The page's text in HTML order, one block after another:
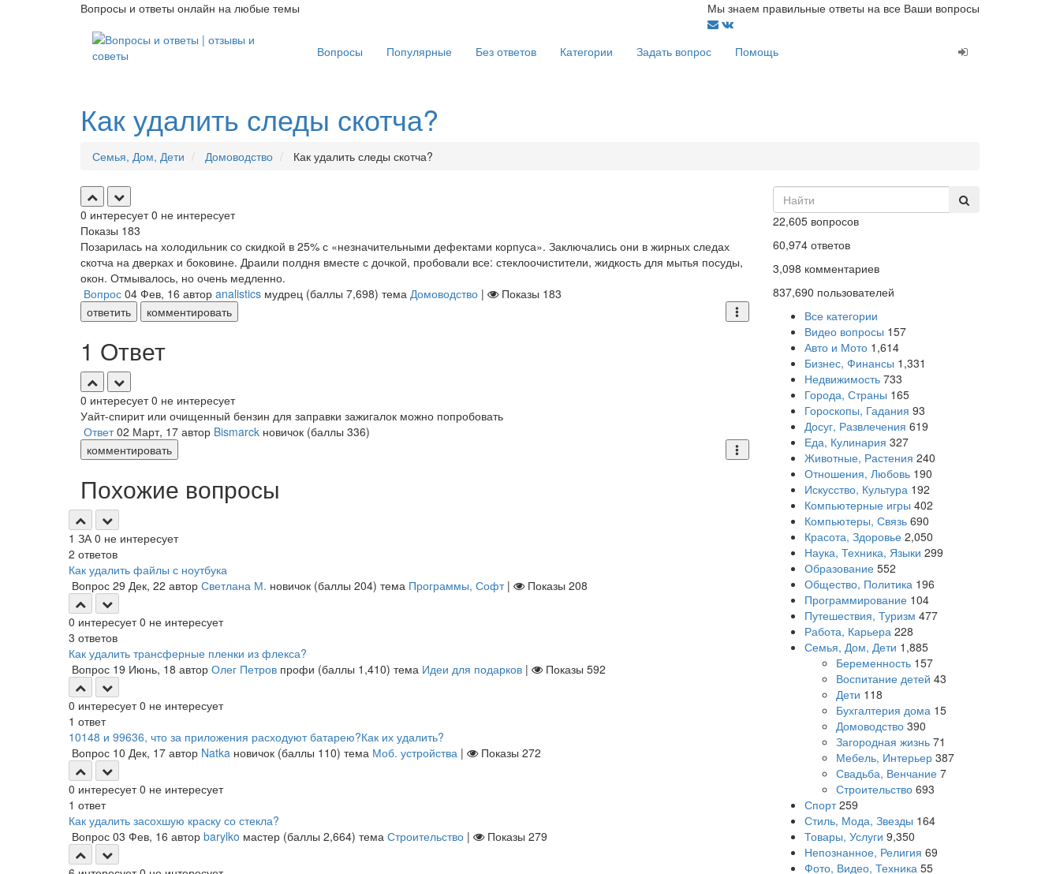
Вопросы и ответы онлайн на любые темы Мы знаем правильные ответы на все Ваши вопросы
Вопросы Популярные Без ответов Категории Задать вопрос Помощь
Как удалить следы скотча?
Семья, Дом, Дети Домоводство Как удалить следы скотча?
0 интересует 0 не интересует
Показы 183
Позарилась на холодильник со скидкой в 25% с «незначительными дефектами корпуса». Заключались они в жирных следах
скотча на дверках и боковине. Драили полдня вместе с дочкой, пробовали все: стеклоочистители, жидкость для мытья посуды,
окон. Отмывалось, но очень медленно.
Вопрос 04 Фев, 16 автор analistics мудрец (баллы 7,698) тема Домоводство | Показы 183
ответить
комментировать
1 Ответ
0 интересует 0 не интересует
Уайт-спирит или очищенный бензин для заправки зажигалок можно попробовать
Ответ 02 Март, 17 автор Bismarck новичок (баллы 336)
комментировать
Похожие вопросы
1 ЗА 0 не интересует
2 ответов
Как удалить файлы с ноутбука
Вопрос 29 Дек, 22 автор Светлана М. новичок (баллы 204) тема Программы, Софт | Показы 208
0 интересует 0 не интересует
3 ответов
Как удалить трансферные пленки из флекса?
Вопрос 19 Июнь, 18 автор Олег Петров профи (баллы 1,410) тема Идеи для подарков | Показы 592
0 интересует 0 не интересует
1 ответ
10148 и 99636, что за приложения расходуют батарею?Как их удалить?
Вопрос 10 Дек, 17 автор Natka новичок (баллы 110) тема Моб. устройства | Показы 272
0 интересует 0 не интересует
1 ответ
Как удалить засохшую краску со стекла?
Вопрос 03 Фев, 16 автор barylko мастер (баллы 2,664) тема Строительство | Показы 279
22,605вопросов
60,974ответов
3,098 комментариев
837,690 пользователей
Все категории
Видео вопросы 157
Авто и Мото 1,614
Бизнес, Финансы 1,331
Недвижимость 733
Города, Страны 165
Гороскопы, Гадания 93
Досуг, Развлечения 619
Еда, Кулинария 327
Животные, Растения 240
Отношения, Любовь 190
Искусство, Культура 192
Компьютерные игры 402
Компьютеры, Связь 690
Красота, Здоровье 2,050
Наука, Техника, Языки 299
Образование 552
Общество, Политика 196
Программирование 104
Путешествия, Туризм 477
Работа, Карьера 228
Семья, Дом, Дети 1,885
Беременность 157
Воспитание детей 43
Дети 118
Бухгалтерия дома 15
Домоводство 390
Загородная жизнь 71
Мебель, Интерьер 387
Свадьба, Венчание 7
Строительство 693
Спорт 259
Стиль, Мода, Звезды 164
Товары, Услуги 9,350
Непознанное, Религия 69
Фото, Видео, Техника 55